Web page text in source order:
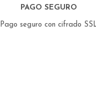
PAGO SEGURO
Pago seguro con cifrado